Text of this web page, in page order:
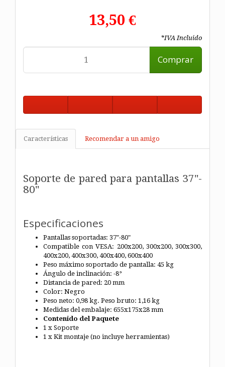
13,50 €
*IVA Incluido
Comprar
Características Recomendar a un amigo
Soporte de pared para pantallas 37"-
80"
Especificaciones
Pantallas soportadas: 37"-80"
Compatible con VESA: 200x200, 300x200, 300x300,
400x200, 400x300, 400x400, 600x400
Peso máximo soportado de pantalla: 45 kg
Ángulo de inclinación: -8°
Distancia de pared: 20 mm
Color: Negro
Peso neto: 0,98 kg. Peso bruto: 1,16 kg
Medidas del embalaje: 655x175x28 mm
Contenido del Paquete
1 x Soporte
1 x Kit montaje (no incluye herramientas)